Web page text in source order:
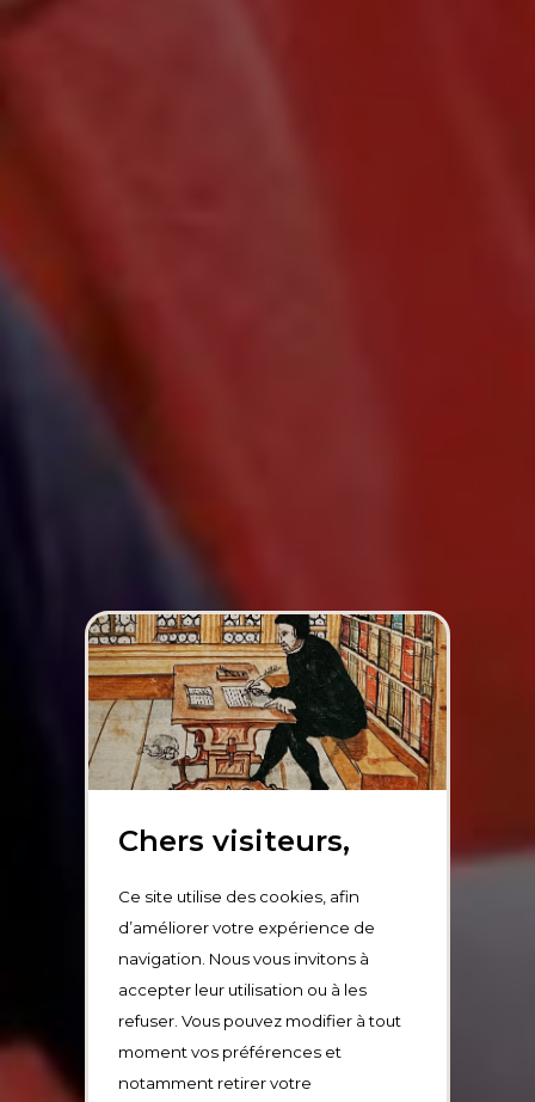
Chers visiteurs,
Ce site utilise des cookies, afin
d’améliorer votre expérience de
navigation. Nous vous invitons à
accepter leur utilisation ou à les
refuser. Vous pouvez modifier à tout
moment vos préférences et
notamment retirer votre